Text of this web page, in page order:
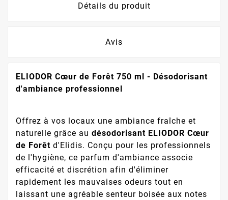
Détails du produit
Avis
ELIODOR Cœur de Forêt 750 ml - Désodorisant
d'ambiance professionnel
Offrez à vos locaux une ambiance fraîche et
naturelle grâce au désodorisant ELIODOR Cœur
de Forêt d'Elidis. Conçu pour les professionnels
de l'hygiène, ce parfum d'ambiance associe
efficacité et discrétion afin d'éliminer
rapidement les mauvaises odeurs tout en
laissant une agréable senteur boisée aux notes